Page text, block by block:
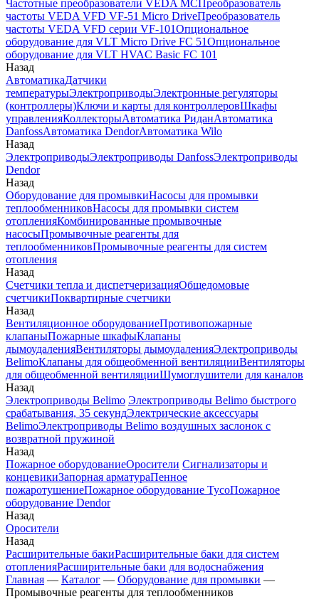
Частотные преобразователи VEDA MC Преобразователь
частоты VEDA VFD VF-51 Micro DriveПреобразователь
частоты VEDA VFD серии VF-101Опциональное
оборудование для VLT Micro Drive FC 51Опциональное
оборудование для VLT HVAC Basic FC 101
Назад
АвтоматикаДатчики
температурыЭлектроприводыЭлектронные регуляторы
(контроллеры)Ключи и карты для контроллеровШкафы
управленияКоллекторыАвтоматика РиданАвтоматика
DanfossАвтоматика DendorАвтоматика Wilo
Назад
ЭлектроприводыЭлектроприводы DanfossЭлектроприводы
Dendor
Назад
Оборудование для промывкиНасосы для промывки
теплообменниковНасосы для промывки систем
отопленияКомбинированные промывочные
насосыПромывочные реагенты для
теплообменниковПромывочные реагенты для систем
отопления
Назад
Счетчики тепла и диспетчеризацияОбщедомовые
счетчикиПоквартирные счетчики
Назад
Вентиляционное оборудованиеПротивопожарные
клапаныПожарные шкафыКлапаны
дымоудаленияВентиляторы дымоудаленияЭлектроприводы
BelimoКлапаны для общеобменной вентиляцииВентиляторы
для общеобменной вентиляцииШумоглушители для каналов
Назад
Электроприводы Belimo Электроприводы Belimo быстрого
срабатывания, 35 секундЭлектрические аксессуары
BelimoЭлектроприводы Belimo воздушных заслонок c
возвратной пружиной
Назад
Пожарное оборудованиеОросители Сигнализаторы и
концевикиЗапорная арматураПенное
пожаротушениеПожарное оборудование TycoПожарное
оборудование Dendor
Назад
Оросители
Назад
Расширительные бакиРасширительные баки для систем
отопленияРасширительные баки для водоснабжения
Главная — Каталог — Оборудование для промывки —
Промывочные реагенты для теплообменников